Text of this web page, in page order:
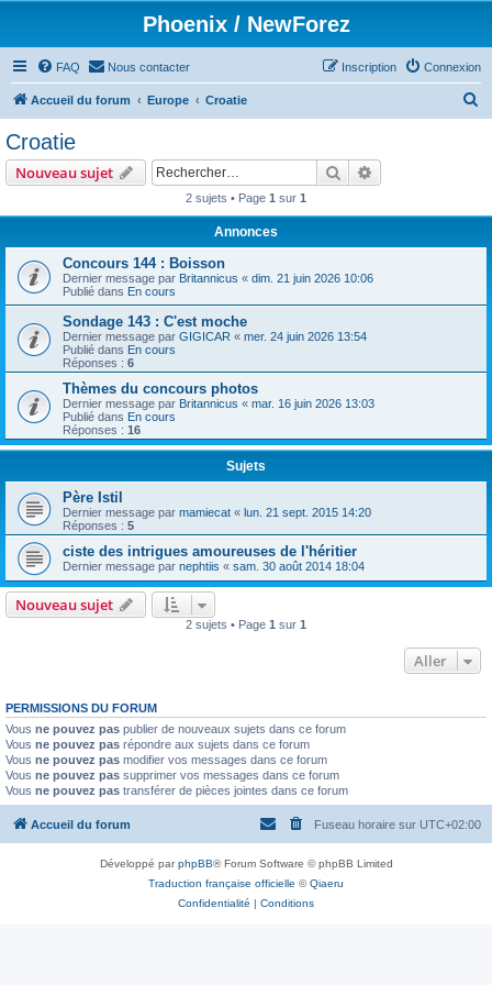
Phoenix / NewForez
FAQ Nous contacter Connexion
Inscription
Accueil du forum Europe Croatie
e
Croatie
Nouveau sujet Rechercher
2 sujets • Page 1 sur 1
Annonces
Concours 144 : Boisson
Dernier message par Britannicus « dim. 21 juin 2026 10:06
Publié dans En cours
Sondage 143 : C'est moche
Dernier message par GIGICAR « mer. 24 juin 2026 13:54
Publié dans En cours
Réponses : 6
Thèmes du concours photos
Dernier message par Britannicus « mar. 16 juin 2026 13:03
Publié dans En cours
Réponses : 16
Sujets
Père Istil
Dernier message par mamiecat « lun. 21 sept. 2015 14:20
Réponses : 5
ciste des intrigues amoureuses de l'héritier
Dernier message par nephtiis « sam. 30 août 2014 18:04
Nouveau sujet
2 sujets • Page 1 sur 1
Aller
PERMISSIONS DU FORUM
Vous ne pouvez pas publier de nouveaux sujets dans ce forum
Vous ne pouvez pas répondre aux sujets dans ce forum
Vous ne pouvez pas modifier vos messages dans ce forum
Vous ne pouvez pas supprimer vos messages dans ce forum
Vous ne pouvez pas transférer de pièces jointes dans ce forum
Accueil du forum Fuseau horaire sur UTC+02:00
Développé parphpBB® Forum Software © phpBB Limited
Traduction française officielle ©Qiaeru
Confidentialité | Conditions